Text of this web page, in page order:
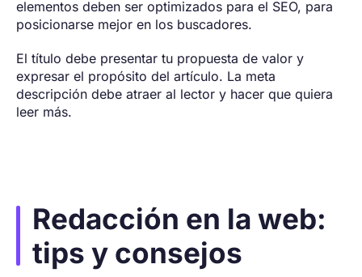
elementos deben ser optimizados para el SEO, para
posicionarse mejor en los buscadores.
El título debe presentar tu propuesta de valor y
expresar el propósito del artículo. La meta
descripción debe atraer al lector y hacer que quiera
leer más.
Redacción en la web:
tips y consejos